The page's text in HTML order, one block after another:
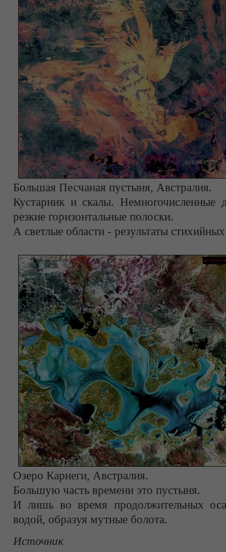
Большая Песчаная пустыня, Австралия.
Кустарник и скалы.
резкие горизонтальные полоски.
А светлые области - результаты
Озеро Карнеги, Австралия.
Большую часть времени это пустыня.
И лишь во время продолжительных
водой, образуя мутные болота.
Источник